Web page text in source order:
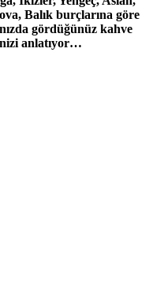
Balık burçlarına göre
gördüğünüz kahve
anlatıyor…